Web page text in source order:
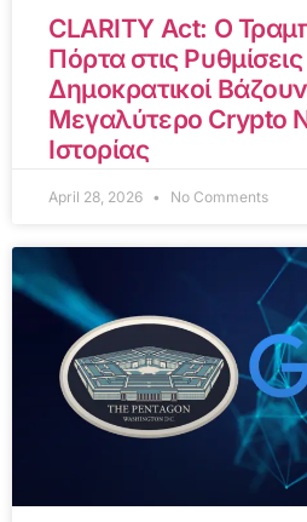
CLARITY Act: Ο
Πόρτα στις Ρυθμίσεις
Δημοκρατικοί
Μεγαλύτερο Crypto
Ιστορίας
April 28, 2026 No Comments